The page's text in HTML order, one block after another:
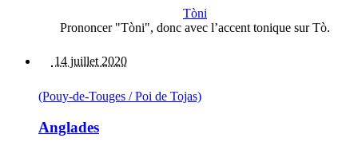
Tòni
Prononcer "Tòni", donc avec l’accent tonique sur Tò.
14 juillet 2020
(Pouy-de-Touges / Poi de Tojas)
Anglades